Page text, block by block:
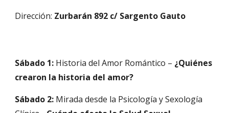
Dirección: Zurbarán 892 c/ Sargento Gauto
Sábado 1: Historia del Amor Romántico – ¿Quiénes
crearon la historia del amor?
Sábado 2: Mirada desde la Psicología y Sexología